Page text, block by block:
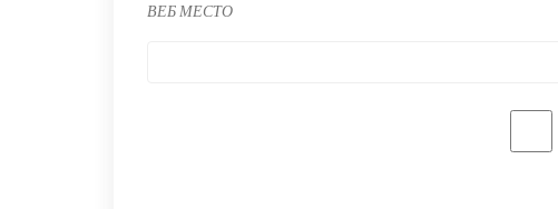
ВЕБ МЕСТО